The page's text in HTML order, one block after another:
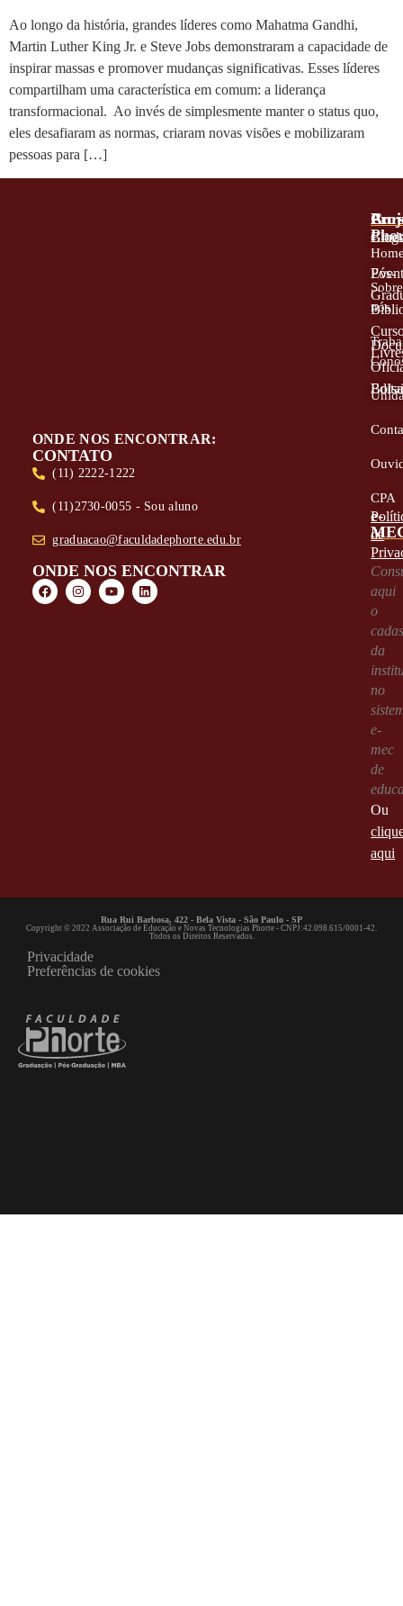
Ao longo da história, grandes líderes como Mahatma Gandhi,
Martin Luther King Jr. e Steve Jobs demonstraram a capacidade de
inspirar massas e promover mudanças significativas. Esses líderes
compartilham uma característica em comum: a liderança
transformacional. Ao invés de simplesmente manter o status quo,
eles desafiaram as normas, criaram novas visões e mobilizaram
pessoas para […]
ONDE NOS ENCONTRAR:
CONTATO
(11) 2222-1222
(11)2730-0055 - Sou aluno
graduacao@faculdadephorte.edu.br
ONDE NOS ENCONTRAR
A
Sobre
nós
CPA
Pós-
e-
aqui
o
da
no
e-
mec
de
Ou
aqui
de
Rua Rui Barbosa, 422 - Bela Vista - São Paulo - SP
Copyright © 2022 Associação de Educação e Novas Tecnologias Phorte - CNPJ:42.098.615/0001-42.
Todos os Direitos Reservados.
Privacidade
Preferências de cookies